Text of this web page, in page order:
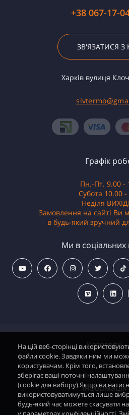
+38 067-17-
ЗВ'ЯЗАТИСЯ
Харків вулиця
Категорії
Водонагрівачі
Димохідні газові
Інформація
Графік
Пн.-Пт. 9.00 -
Субота 10.00
Неділя
Замовлення на сайті Ви
в будь-який зручний
Ми в
На цій веб-сторінці
файли cookie. Завдяки ним ми
користувачам. Крім того,
зберігає ваші поточні
(cookie для вибору).Якщо ви
використовуватимуться лише
будь-який час можете скасувати